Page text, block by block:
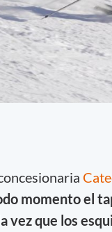
momento el
vez que los